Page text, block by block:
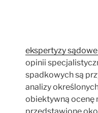
ekspertyzy
opinii
spadkowych są
analizy
obiektywną ocenę